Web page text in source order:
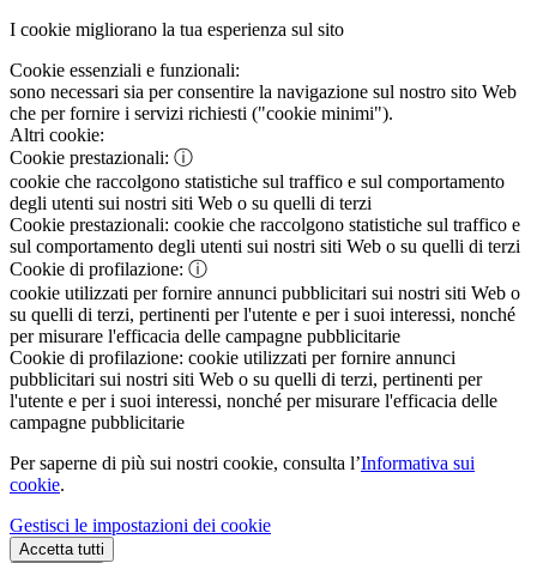
I cookie migliorano la tua esperienza sul sito
Cookie essenziali e funzionali:
sono necessari sia per consentire la navigazione sul nostro sito Web
che per fornire i servizi richiesti ("cookie minimi").
Altri cookie:
Cookie prestazionali: ⓘ
cookie che raccolgono statistiche sul traffico e sul comportamento
degli utenti sui nostri siti Web o su quelli di terzi
Cookie prestazionali: cookie che raccolgono statistiche sul traffico e
sul comportamento degli utenti sui nostri siti Web o su quelli di terzi
Cookie di profilazione: ⓘ
cookie utilizzati per fornire annunci pubblicitari sui nostri siti Web o
su quelli di terzi, pertinenti per l'utente e per i suoi interessi, nonché
per misurare l'efficacia delle campagne pubblicitarie
Cookie di profilazione: cookie utilizzati per fornire annunci
pubblicitari sui nostri siti Web o su quelli di terzi, pertinenti per
l'utente e per i suoi interessi, nonché per misurare l'efficacia delle
campagne pubblicitarie
Per saperne di più sui nostri cookie, consulta l’Informativa sui
cookie.
Gestisci le impostazioni dei cookie
Accetta tutti